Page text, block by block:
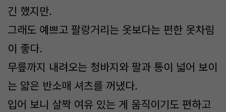
긴 했지만.
그래도 예쁘고 팔랑거리는 옷보다는 편한 옷차림
이 좋다.
무릎까지 내려오는 청바지와 팔과 통이 넓어 보이
는 얇은 반소매 셔츠를 꺼냈다.
입어 보니 살짝 여유 있는 게 움직이기도 편하고